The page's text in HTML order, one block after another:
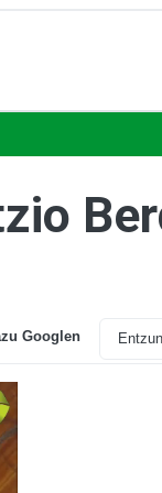
Googlen Entzun